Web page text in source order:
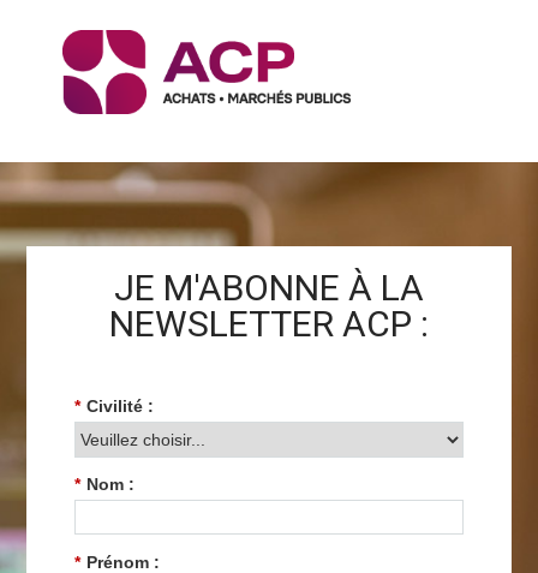
JE M'ABONNE À LA
NEWSLETTER ACP :
* Civilité :
* Nom :
* Prénom :